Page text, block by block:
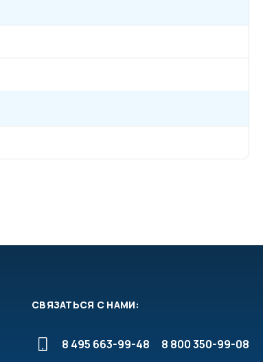
СВЯЗАТЬСЯ С НАМИ:
8 495 663-99-48
8 800 350-99-08